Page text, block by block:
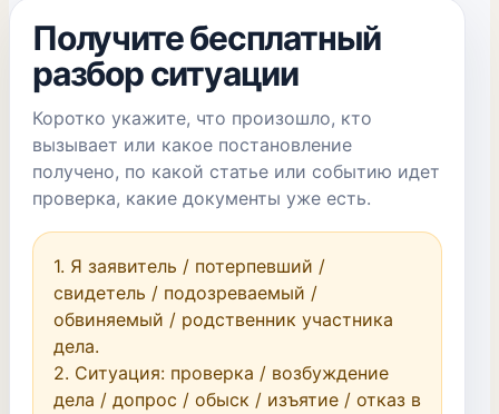
Получите бесплатный
разбор ситуации
Коротко укажите, что произошло, кто
вызывает или какое постановление
получено, по какой статье или событию идет
проверка, какие документы уже есть.
1. Я заявитель / потерпевший /
свидетель / подозреваемый /
обвиняемый / родственник участника
дела.
2. Ситуация: проверка / возбуждение
дела / допрос / обыск / изъятие / отказ в